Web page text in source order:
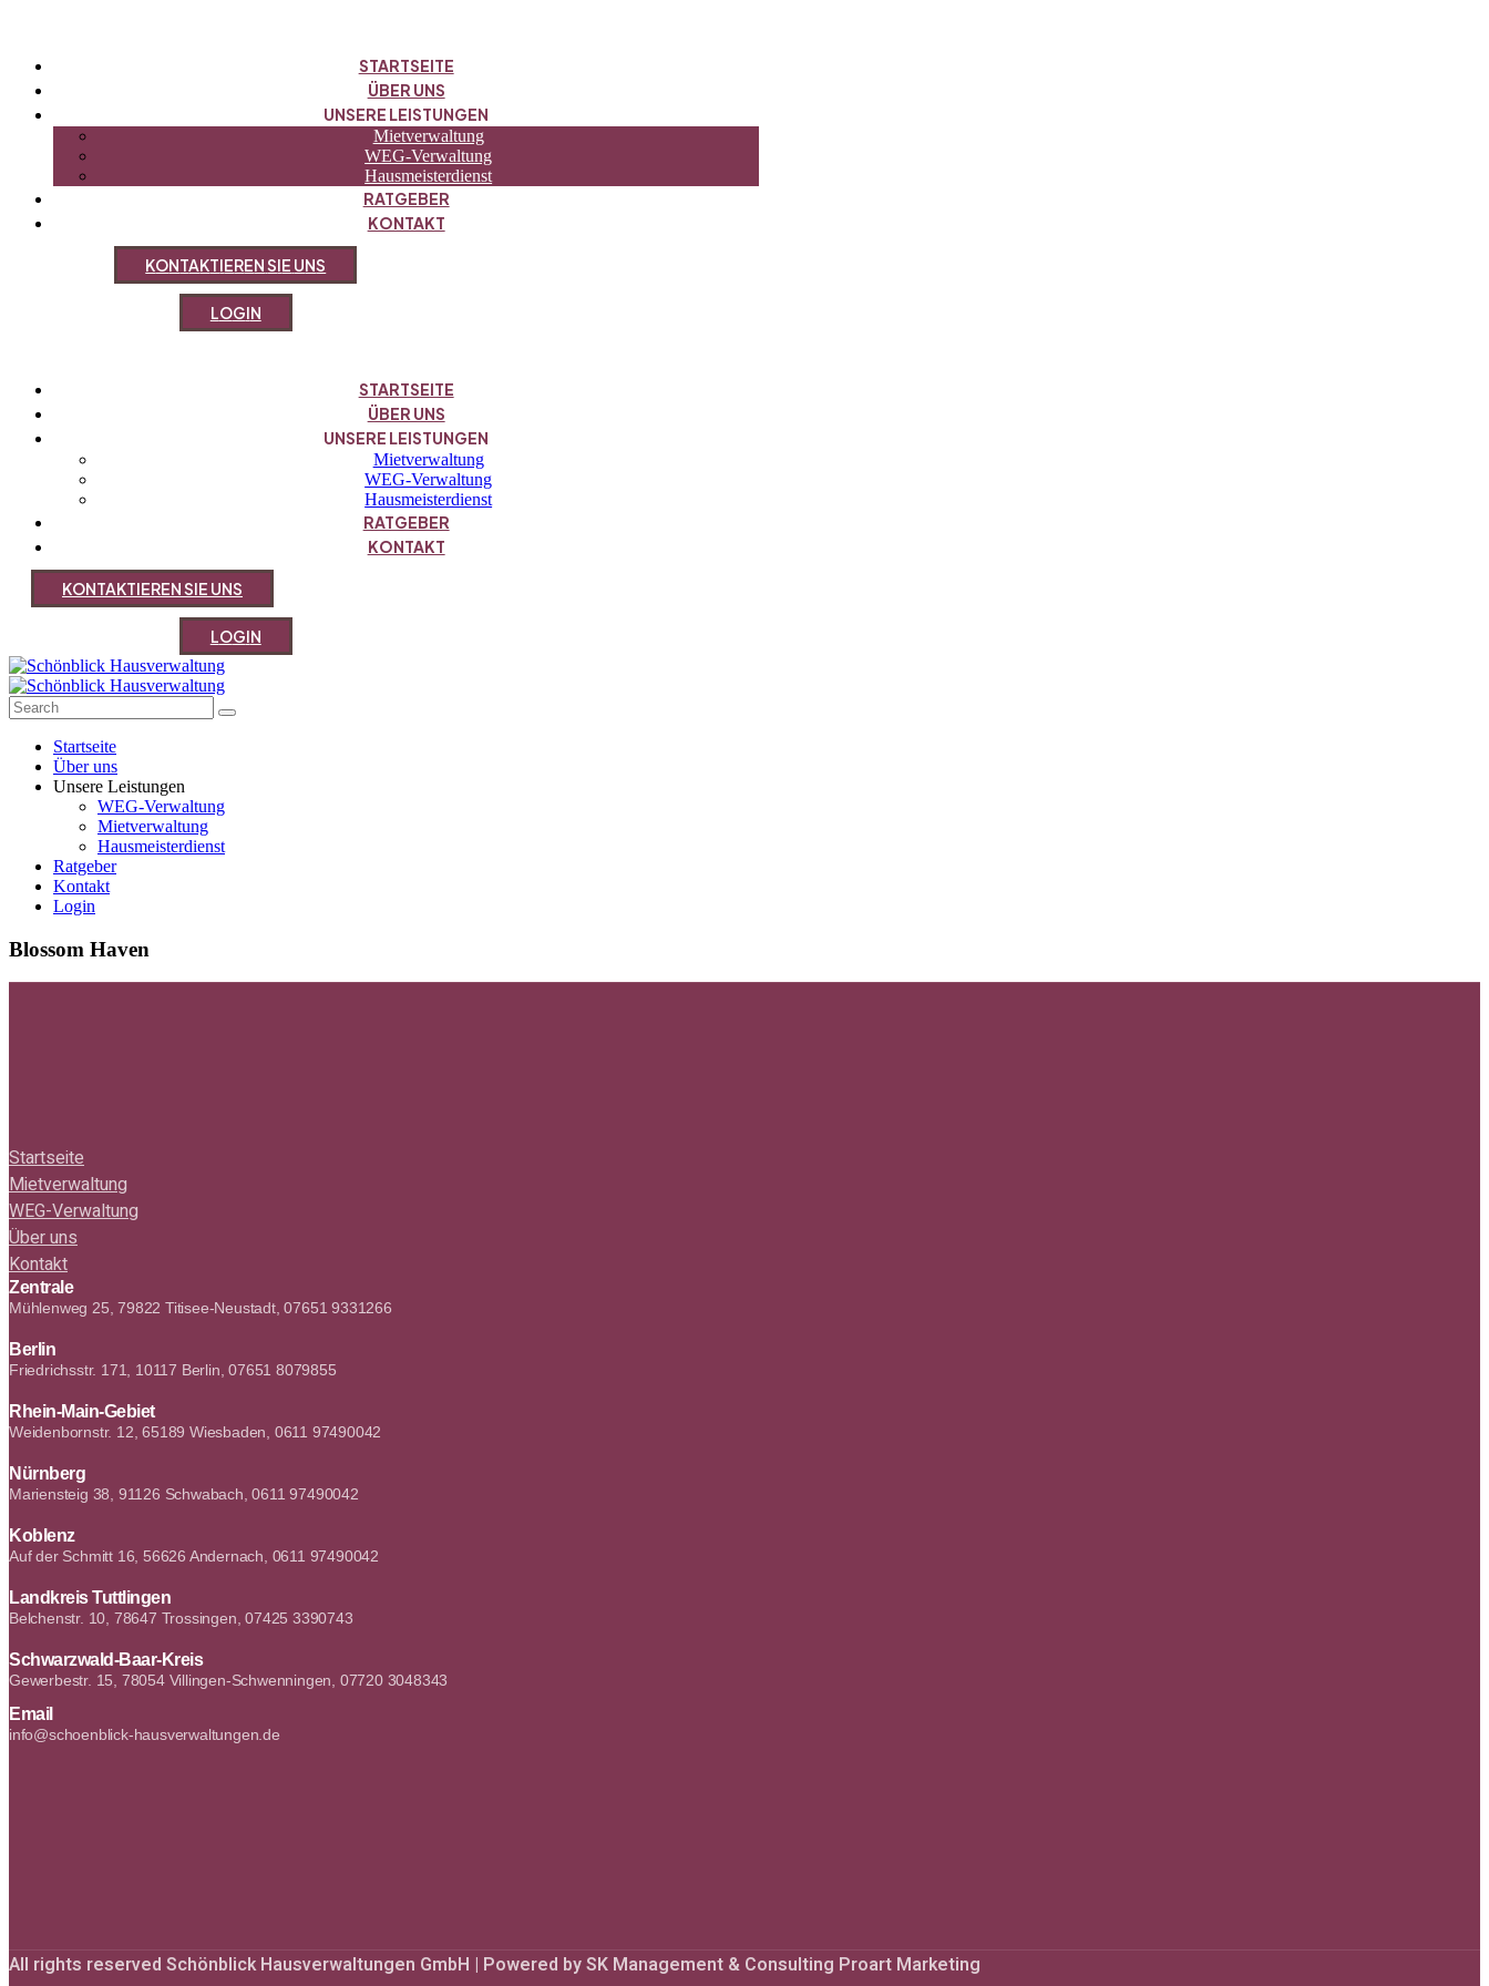
STARTSEITE
ÜBER UNS
UNSERE LEISTUNGEN
Mietverwaltung
WEG-Verwaltung
Hausmeisterdienst
RATGEBER
KONTAKT
KONTAKTIERENSIE UNS
LOGIN
STARTSEITE
ÜBER UNS
UNSERE LEISTUNGEN
Mietverwaltung
WEG-Verwaltung
Hausmeisterdienst
RATGEBER
KONTAKT
KONTAKTIERENSIE UNS
LOGIN
Startseite
Über uns
Unsere Leistungen
WEG-Verwaltung
Mietverwaltung
Hausmeisterdienst
Ratgeber
Kontakt
Login
Blossom Haven
Startseite
Mietverwaltung
WEG-Verwaltung
Über uns
Kontakt
Zentrale
Mühlenweg 25, 79822 Titisee-Neustadt, 07651 9331266
Berlin
Friedrichsstr. 171, 10117 Berlin, 07651 8079855
Rhein-Main-Gebiet
Weidenbornstr. 12, 65189 Wiesbaden, 0611 97490042
Nürnberg
Mariensteig 38, 91126 Schwabach, 0611 97490042
Koblenz
Auf der Schmitt 16, 56626 Andernach, 0611 97490042
Landkreis Tuttlingen
Belchenstr. 10, 78647 Trossingen, 07425 3390743
Schwarzwald-Baar-Kreis
Gewerbestr. 15, 78054 Villingen-Schwenningen, 07720 3048343
Email
info@schoenblick-hausverwaltungen.de
All rights reserved Schönblick Hausverwaltungen GmbH | Powered by SK Management & Consulting Proart Marketing